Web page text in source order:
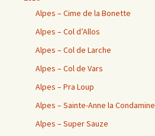
Alpes – Cime de la Bonette
Alpes – Col d’Allos
Alpes – Col de Larche
Alpes – Col de Vars
Alpes – Pra Loup
Alpes – Sainte-Anne la Condamine
Alpes – Super Sauze